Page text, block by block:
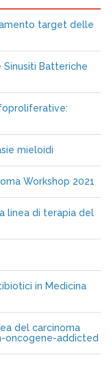
target delle
Batteriche
mieloidi
Workshop 2021
linea di terapia del
in Medicina
del carcinoma
oncogene-addicted